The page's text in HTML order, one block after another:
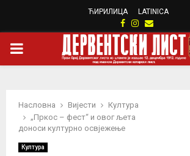
ЋИРИЛИЦА LATINICA
Facebook
Instagram
Email
PRIMARY
Насловна Вијести
Култура
„Пркос – фест“ и овог љета
доноси културно освјежење
Култура